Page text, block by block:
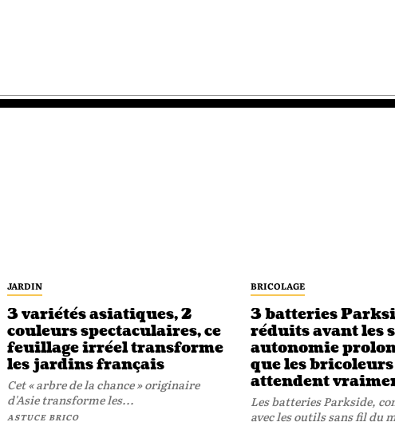
JARDIN
3 variétés asiatiques, 2
couleurs spectaculaires, ce
feuillage irréel transforme
les jardins français
Cet « arbre de la chance » originaire
d'Asie transforme les...
ASTUCE BRICO
BRICOLAGE
3 batteries
réduits avant les
autonomie
que les bricoleurs
attendent
Les batteries Parkside,
avec les outils sans fil du